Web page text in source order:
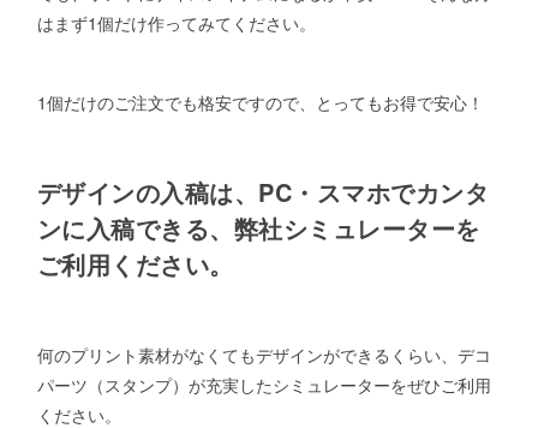
はまず1個だけ作ってみてください。
1個だけのご注文でも格安ですので、とってもお得で安心！
デザインの入稿は、PC・スマホでカンタ
ンに入稿できる、弊社シミュレーターを
ご利用ください。
何のプリント素材がなくてもデザインができるくらい、デコ
パーツ（スタンプ）が充実したシミュレーターをぜひご利用
ください。